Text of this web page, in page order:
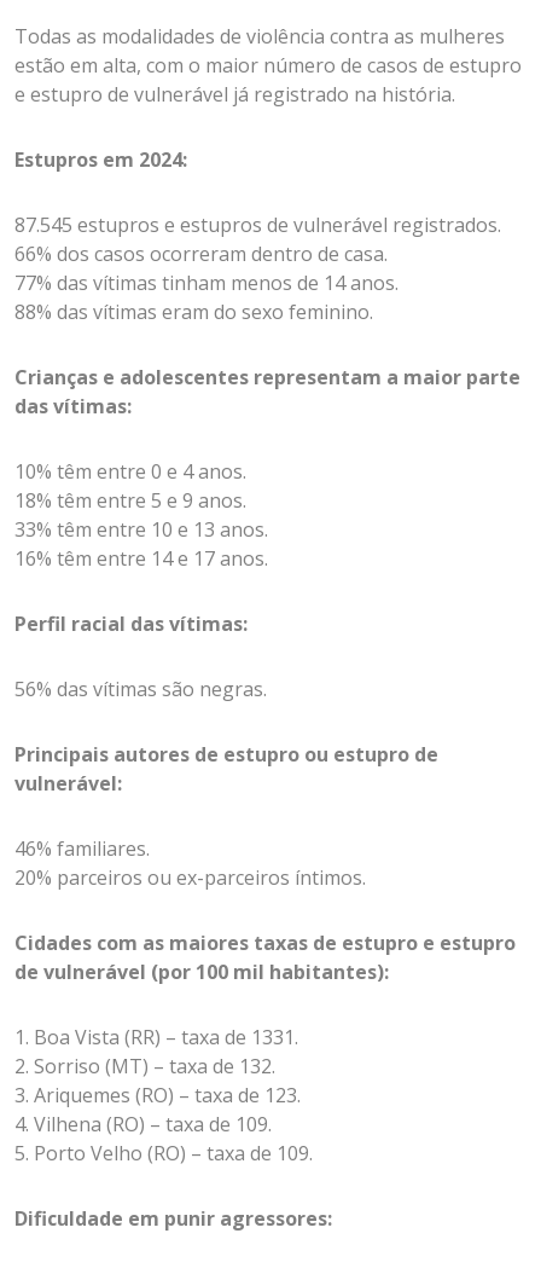
Todas as modalidades de violência contra as mulheres
estão em alta, com o maior número de casos de estupro
e estupro de vulnerável já registrado na história.
Estupros em 2024:
87.545 estupros e estupros de vulnerável registrados.
66% dos casos ocorreram dentro de casa.
77% das vítimas tinham menos de 14 anos.
88% das vítimas eram do sexo feminino.
Crianças e adolescentes representam a maior parte
das vítimas:
10% têm entre 0 e 4 anos.
18% têm entre 5 e 9 anos.
33% têm entre 10 e 13 anos.
16% têm entre 14 e 17 anos.
Perfil racial das vítimas:
56% das vítimas são negras.
Principais autores de estupro ou estupro de
vulnerável:
46% familiares.
20% parceiros ou ex-parceiros íntimos.
Cidades com as maiores taxas de estupro e estupro
de vulnerável (por 100 mil habitantes):
1. Boa Vista (RR) – taxa de 1331.
2. Sorriso (MT) – taxa de 132.
3. Ariquemes (RO) – taxa de 123.
4. Vilhena (RO) – taxa de 109.
5. Porto Velho (RO) – taxa de 109.
Dificuldade em punir agressores: